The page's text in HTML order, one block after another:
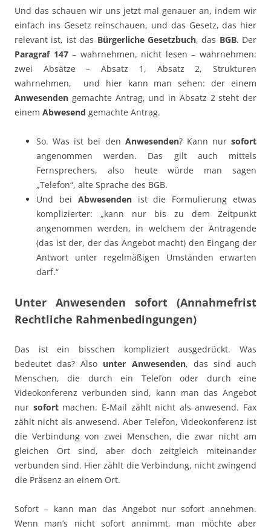
Und das schauen wir uns jetzt mal genauer an, indem wir
einfach ins Gesetz reinschauen, und das Gesetz, das hier
relevant ist, ist das Bürgerliche Gesetzbuch, das BGB. Der
Paragraf 147– wahrnehmen, nicht lesen – wahrnehmen:
zwei Absätze – Absatz 1, Absatz 2, Strukturen
wahrnehmen, und hier kann man sehen: der einem
Anwesenden gemachte Antrag, und in Absatz 2 steht der
einem Abwesend gemachte Antrag.
So. Was ist bei den Anwesenden? Kann nur sofort
angenommen werden. Das gilt auch mittels
Fernsprechers, also heute würde man sagen
„Telefon“, alte Sprache des BGB.
Und bei Abwesendenist die Formulierung etwas
komplizierter: „kann nur bis zu dem Zeitpunkt
angenommen werden, in welchem der Antragende
(das ist der, der das Angebot macht) den Eingang der
Antwort unter regelmäßigen Umständen erwarten
darf.“
Unter Anwesenden sofort (Annahmefrist
Rechtliche Rahmenbedingungen)
Das ist ein bisschen kompliziert ausgedrückt. Was
bedeutet das? Also unter Anwesenden, das sind auch
Menschen, die durch ein Telefon oder durch eine
Videokonferenz verbunden sind, kann man das Angebot
nur sofortmachen. E-Mail zählt nicht als anwesend. Fax
zählt nicht als anwesend. Aber Telefon, Videokonferenz ist
die Verbindung von zwei Menschen, die zwar nicht am
gleichen Ort sind, aber doch zeitgleich miteinander
verbunden sind. Hier zählt die Verbindung, nicht zwingend
die Präsenz an einem Ort.
Sofort – kann man das Angebot nur sofort annehmen.
Wenn man’s nicht sofort annimmt, man möchte aber